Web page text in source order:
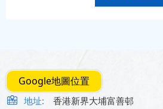
Google地圖位置
地址:
香港新界大埔富善邨